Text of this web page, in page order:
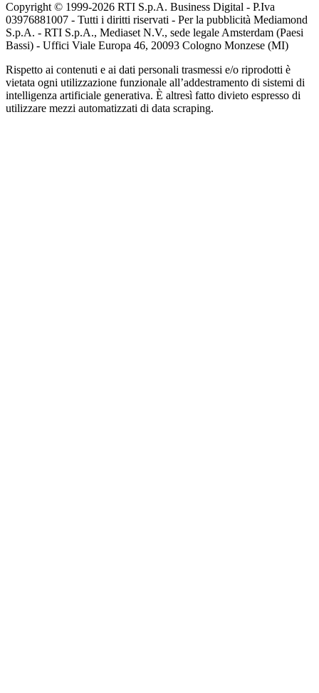
Copyright © 1999-2026 RTI S.p.A. Business Digital - P.Iva
03976881007 - Tutti i diritti riservati - Per la pubblicità Mediamond
S.p.A. - RTI S.p.A., Mediaset N.V., sede legale Amsterdam (Paesi
Bassi) - Uffici Viale Europa 46, 20093 Cologno Monzese (MI)
Rispetto ai contenuti e ai dati personali trasmessi e/o riprodotti è
vietata ogni utilizzazione funzionale all’addestramento di sistemi di
intelligenza artificiale generativa. È altresì fatto divieto espresso di
utilizzare mezzi automatizzati di data scraping.